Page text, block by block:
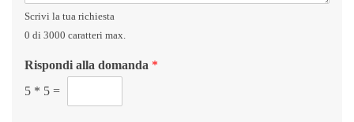
n
t
o
s
a
g
i
*
Scrivi la tua richiesta
0 di 3000 caratteri max.
Rispondi alla domanda *
5 * 5 =